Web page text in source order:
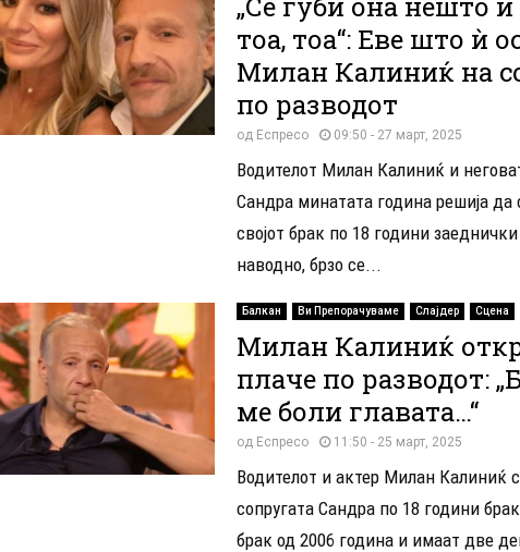
тоа, тоа“: Еве што ѝ
Милан Калиниќ на
по разводот
од Еспресо 09:50 - 27 март, 2025
Водителот Милан Калиниќ и
Сандра минатата година решија да
својот брак по 18 години
наводно, брзо се...
Балкан Ви Препорачуваме Слајдер Сцена
Милан Калиниќ
плаче по разводот:
ме боли главата…“
од Еспресо 11:50 - 25 март, 2025
Водителот и актер Милан Калиниќ
сопругата Сандра по 18 години
брак од 2006 година и имаат две